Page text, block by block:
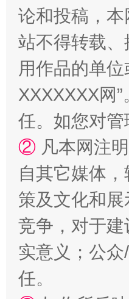
漫山遍野的桃花与雪山、
论和投稿，
站不得转载
用作品的单
XXXXXXX网
任。如您对
② 凡本网注
自其它媒体
策及文化和
竞争，对于
实意义；公
任。